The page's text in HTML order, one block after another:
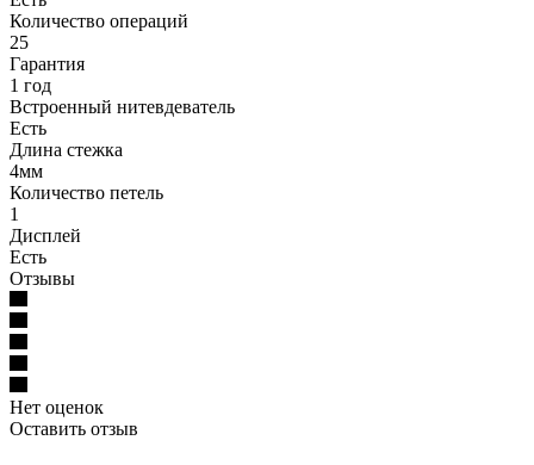
Количество операций
25
Гарантия
1 год
Встроенный нитевдеватель
Есть
Длина стежка
4мм
Количество петель
1
Дисплей
Есть
Отзывы
Нет оценок
Оставить отзыв